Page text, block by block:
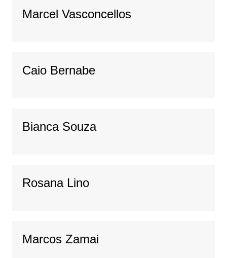
Marcel Vasconcellos
Caio Bernabe
Bianca Souza
Rosana Lino
Marcos Zamai